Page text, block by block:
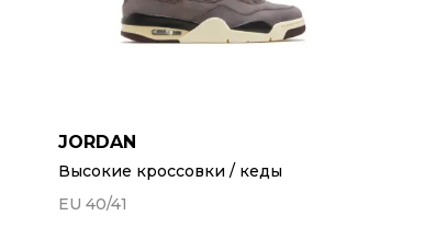
JORDAN
Высокие кроссовки / кеды
EU 40/41